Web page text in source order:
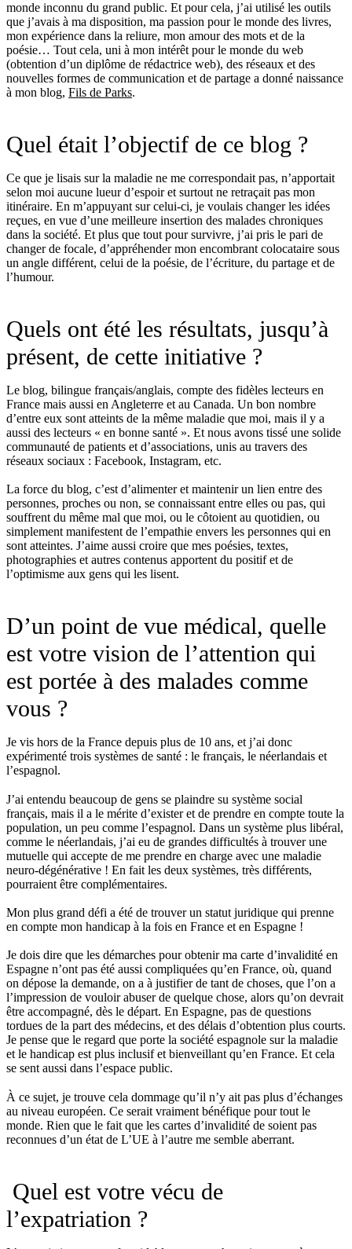
monde inconnu du grand public. Et pour cela, j’ai utilisé les outils
que j’avais à ma disposition, ma passion pour le monde des livres,
mon expérience dans la reliure, mon amour des mots et de la
poésie… Tout cela, uni à mon intérêt pour le monde du web
(obtention d’un diplôme de rédactrice web), des réseaux et des
nouvelles formes de communication et de partage a donné naissance
à mon blog, Fils de Parks.
Quel était l’objectif de ce blog ?
Ce que je lisais sur la maladie ne me correspondait pas, n’apportait
selon moi aucune lueur d’espoir et surtout ne retraçait pas mon
itinéraire. En m’appuyant sur celui-ci, je voulais changer les idées
reçues, en vue d’une meilleure insertion des malades chroniques
dans la société. Et plus que tout pour survivre, j’ai pris le pari de
changer de focale, d’appréhender mon encombrant colocataire sous
un angle différent, celui de la poésie, de l’écriture, du partage et de
l’humour.
Quels ont été les résultats, jusqu’à
présent, de cette initiative ?
Le blog, bilingue français/anglais, compte des fidèles lecteurs en
France mais aussi en Angleterre et au Canada. Un bon nombre
d’entre eux sont atteints de la même maladie que moi, mais il y a
aussi des lecteurs « en bonne santé ». Et nous avons tissé une solide
communauté de patients et d’associations, unis au travers des
réseaux sociaux : Facebook, Instagram, etc.
La force du blog, c’est d’alimenter et maintenir un lien entre des
personnes, proches ou non, se connaissant entre elles ou pas, qui
souffrent du même mal que moi, ou le côtoient au quotidien, ou
simplement manifestent de l’empathie envers les personnes qui en
sont atteintes. J’aime aussi croire que mes poésies, textes,
photographies et autres contenus apportent du positif et de
l’optimisme aux gens qui les lisent.
D’un point de vue médical, quelle
est votre vision de l’attention qui
est portée à des malades comme
vous ?
Je vis hors de la France depuis plus de 10 ans, et j’ai donc
expérimenté trois systèmes de santé : le français, le néerlandais et
l’espagnol.
J’ai entendu beaucoup de gens se plaindre su système social
français, mais il a le mérite d’exister et de prendre en compte toute la
population, un peu comme l’espagnol. Dans un système plus libéral,
comme le néerlandais, j’ai eu de grandes difficultés à trouver une
mutuelle qui accepte de me prendre en charge avec une maladie
neuro-dégénérative ! En fait les deux systèmes, très différents,
pourraient être complémentaires.
Mon plus grand défi a été de trouver un statut juridique qui prenne
en compte mon handicap à la fois en France et en Espagne !
Je dois dire que les démarches pour obtenir ma carte d’invalidité en
Espagne n’ont pas été aussi compliquées qu’en France, où, quand
on dépose la demande, on a à justifier de tant de choses, que l’on a
l’impression de vouloir abuser de quelque chose, alors qu’on devrait
être accompagné, dès le départ. En Espagne, pas de questions
tordues de la part des médecins, et des délais d’obtention plus courts.
Je pense que le regard que porte la société espagnole sur la maladie
et le handicap est plus inclusif et bienveillant qu’en France. Et cela
se sent aussi dans l’espace public.
À ce sujet, je trouve cela dommage qu’il n’y ait pas plus d’échanges
au niveau européen. Ce serait vraiment bénéfique pour tout le
monde. Rien que le fait que les cartes d’invalidité de soient pas
reconnues d’un état de L’UE à l’autre me semble aberrant.
Quel est votre vécu de
l’expatriation ?